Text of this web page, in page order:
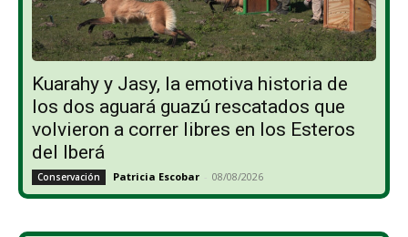
Kuarahy y Jasy, la emotiva historia de
los dos aguará guazú rescatados que
volvieron a correr libres en los Esteros
del Iberá
Conservación Patricia Escobar - 08/08/2026